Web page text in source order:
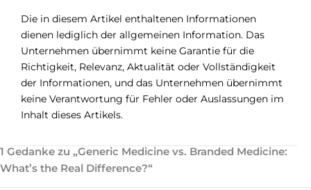
Die in diesem Artikel enthaltenen Informationen
dienen lediglich der allgemeinen Information. Das
Unternehmen übernimmt keine Garantie für die
Richtigkeit, Relevanz, Aktualität oder Vollständigkeit
der Informationen, und das Unternehmen übernimmt
keine Verantwortung für Fehler oder Auslassungen im
Inhalt dieses Artikels.
1 Gedanke zu „Generic Medicine vs. Branded Medicine:
What’s the Real Difference?“